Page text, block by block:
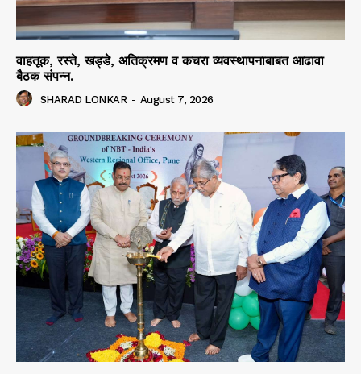
वाहतूक, रस्ते, खड्डे, अतिक्रमण व कचरा व्यवस्थापनाबाबत आढावा
बैठक संपन्न.
SHARAD LONKAR - August 7, 2026